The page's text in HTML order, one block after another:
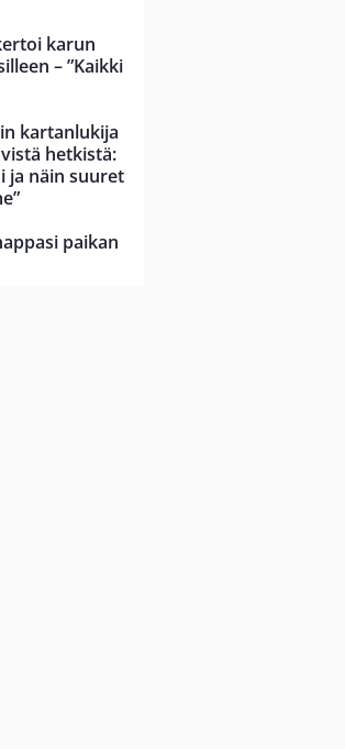
karun
– ”Kaikki
kartanlukija
hetkistä:
ja näin suuret
paikan